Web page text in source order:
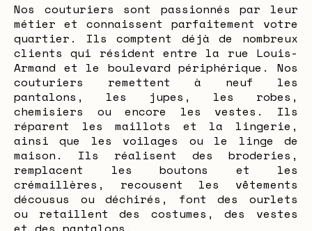
Nos couturiers sont passionnés par leur
métier et connaissent parfaitement votre
quartier. Ils comptent déjà de nombreux
clients qui résident entre la rue Louis-
Armand et le boulevard périphérique. Nos
couturiers remettent à neuf les
pantalons, les jupes, les robes,
chemisiers ou encore les vestes. Ils
réparent les maillots et la lingerie,
ainsi que les voilages ou le linge de
maison. Ils réalisent des broderies,
remplacent les boutons et les
crémaillères, recousent les vêtements
décousus ou déchirés, font des ourlets
ou retaillent des costumes, des vestes